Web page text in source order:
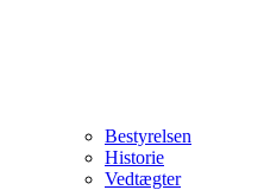
Bestyrelsen
Historie
Vedtægter